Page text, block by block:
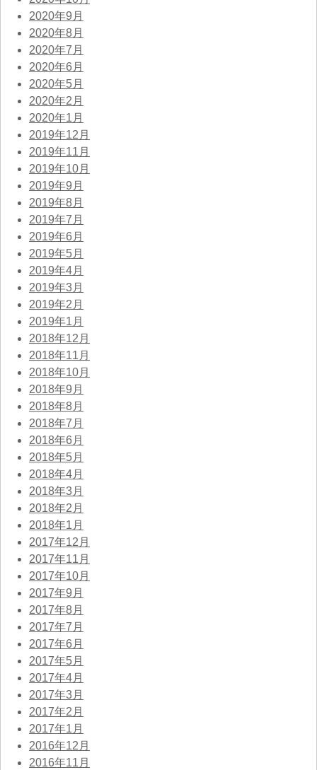
2020年9月
2020年8月
2020年7月
2020年6月
2020年5月
2020年2月
2020年1月
2019年12月
2019年11月
2019年10月
2019年9月
2019年8月
2019年7月
2019年6月
2019年5月
2019年4月
2019年3月
2019年2月
2019年1月
2018年12月
2018年11月
2018年10月
2018年9月
2018年8月
2018年7月
2018年6月
2018年5月
2018年4月
2018年3月
2018年2月
2018年1月
2017年12月
2017年11月
2017年10月
2017年9月
2017年8月
2017年7月
2017年6月
2017年5月
2017年4月
2017年3月
2017年2月
2017年1月
2016年12月
2016年11月